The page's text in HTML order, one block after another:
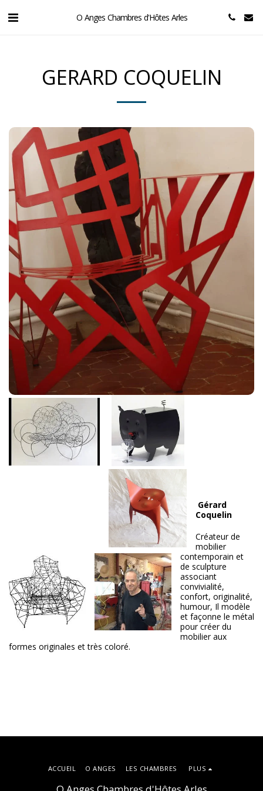
O Anges Chambres d'Hôtes Arles
GERARD COQUELIN
Gérard
Coquelin
Créateur de
mobilier
contemporain et
de sculpture
associant
convivialité,
confort, originalité,
humour, Il modèle
et façonne le métal
pour créer du
mobilier aux
formes originales et très coloré.
ACCUEIL O ANGES LES CHAMBRES PLUS